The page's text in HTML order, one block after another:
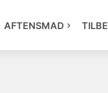
AFTENSMAD